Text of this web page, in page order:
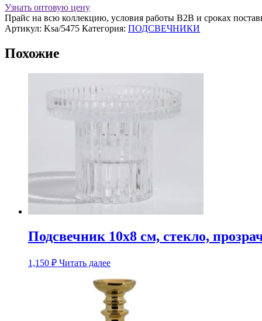
Узнать оптовую цену
Прайс на всю коллекцию, условия работы В2В и сроках
Артикул: Ksa/5475 Категория: ПОДСВЕЧНИКИ
Похожие
Подсвечник 10х8 см, стекло,
1,150 ₽ Читать далее